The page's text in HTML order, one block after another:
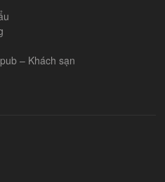
– Khách sạn